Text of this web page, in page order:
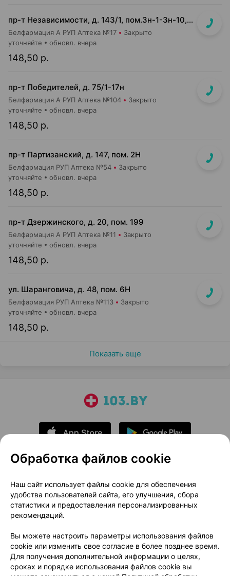
пр-т Независимости, д. 143/1, пом.3н-1-3н-10, 3н-23, 3н-26
Белфармация А РУП Аптека №17 Закрыто
148,50 р.
уточняйте обновл. вчера
пр-т Победителей, д. 75/1-17н
Белфармация А РУП Аптека №104 Закрыто
148,50 р.
уточняйте обновл. вчера
пр-т Партизанский, д. 147, пом. 2Н
Белфармация РУП Аптека №54 Закрыто
148,50 р.
уточняйте обновл. вчера
пр-т Дзержинского, д. 20, пом. 199
Белфармация А РУП Аптека №11 Закрыто
148,50 р.
уточняйте обновл. вчера
ул. Шаранговича, д. 48, пом. 6Н
Белфармация РУП Аптека №113 Закрыто
148,50 р.
уточняйте обновл. вчера
Показать еще
О проекте
Новости проекта
Размещение рекламы
Медицинский маркетинг
Публичный договор
Доставка
Способы оплаты
Вакансии
Партнеры
Написать руководителю 103.by
Написать в поддержку
Обработка файлов cookie
Наш сайт использует файлы cookie для обеспечения
удобства пользователей сайта, его улучшения, сбора
статистики и предоставления персонализированных
рекомендаций.
Вы можете настроить параметры использования файлов
cookie или изменить свое согласие в более позднее время.
Для получения дополнительной информации о целях,
сроках и порядке использования файлов cookie вы